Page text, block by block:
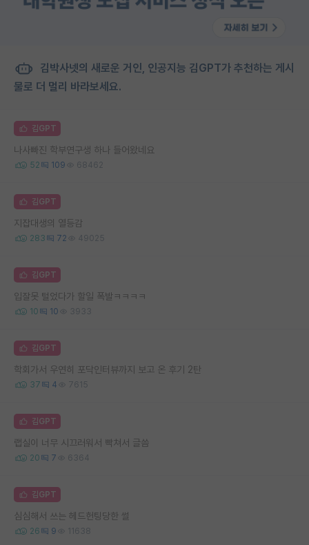
김박사넷의 새로운 거인, 인공지능 김GPT가 추천하는 게시
물로 더 멀리 바라보세요.
김GPT
나사빠진 학부연구생 하나 들어왔네요
52 109 68462
김GPT
지잡대생의 열등감
283 72 49025
김GPT
입잘못 털었다가 할일 폭발ㅋㅋㅋㅋ
10 10 3933
김GPT
학회가서 우연히 포닥인터뷰까지 보고 온 후기 2탄
37 4 7615
김GPT
랩실이 너무 시끄러워서 빡쳐서 글씀
20 7 6364
김GPT
심심해서 쓰는 헤드헌팅당한 썰
26 9 11638